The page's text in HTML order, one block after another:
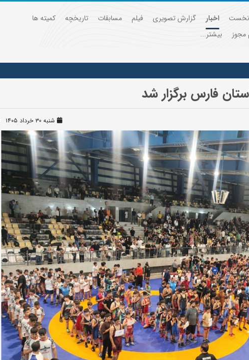
اخبار گزارش تصویری فیلم مسابقات تاریخچه
کمیته ها
مجوز
بیشتر...
فارس برگزار شد
شنبه ۳۰ خرداد ۱۴۰۵